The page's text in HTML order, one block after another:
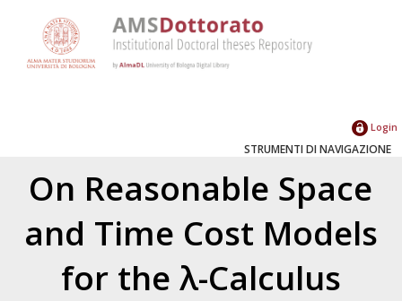
Login
STRUMENTI DI NAVIGAZIONE
On Reasonable Space
and Time Cost Models
for the λ-Calculus